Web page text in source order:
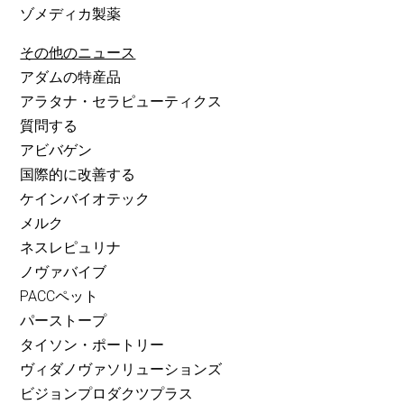
ゾメディカ製薬
その他のニュース
アダムの特産品
アラタナ・セラピューティクス
質問する
アビバゲン
国際的に改善する
ケインバイオテック
メルク
ネスレピュリナ
ノヴァバイブ
PACCペット
パーストープ
タイソン・ポートリー
ヴィダノヴァソリューションズ
ビジョンプロダクツプラス